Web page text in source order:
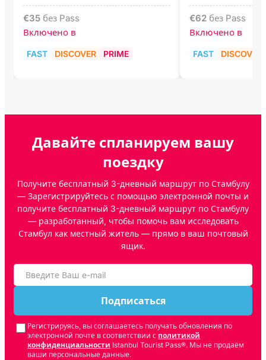
€35 без Pass
Включено в
FAST DISCOVER PRIME
€62 без Pass
Включено в
FAST DISCOVER
Давайте спланируем вашу
поездку
Получите бесплатный 3-дневный маршрут по Стамбулу
— Зарегистрируйтесь с помощью электронной почты и
получите бесплатный 3-дневный маршрут по Стамбулу
— разработанный, чтобы помочь вам исследовать
Стамбул как местный житель — прямо в ваш почтовый
ящик.
Подписаться
Регистрируясь, вы соглашаетесь получать обновления по
электронной почте в соответствии с политикой
конфиденциальности Istanbul Tourist Pass®. Мы не продаём
ваши персональные данные.